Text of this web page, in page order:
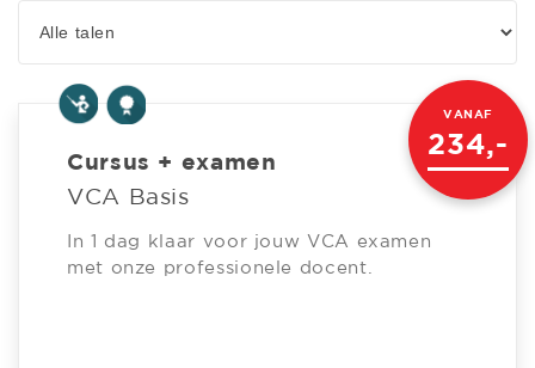
Cursus + examen
VCA Basis
In 1 dag klaar voor jouw VCA examen
met onze professionele docent.
VANAF
234,-